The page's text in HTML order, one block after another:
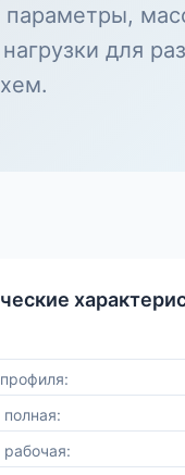
параметры,
для